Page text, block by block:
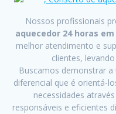
Nossos profissionais
aquecedor 24 horas
melhor atendimento e
clientes,
Buscamos demonstrar
diferencial que é orientá-
necessidades
responsáveis e eficientes